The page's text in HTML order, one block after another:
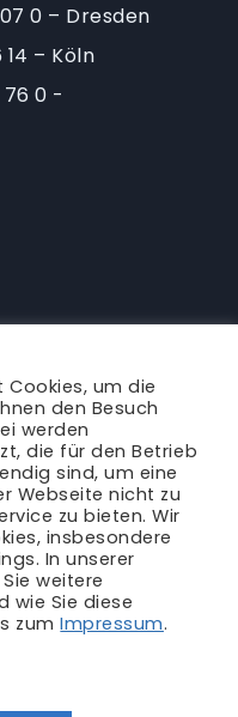
0 – Dresden
14 – Köln
0 -
Karriere|
|AGB
um die
den Besuch
werden
die für den Betrieb
sind, um eine
Webseite nicht zu
zu bieten. Wir
insbesondere
In unserer
weitere
wie Sie diese
zumImpressum.